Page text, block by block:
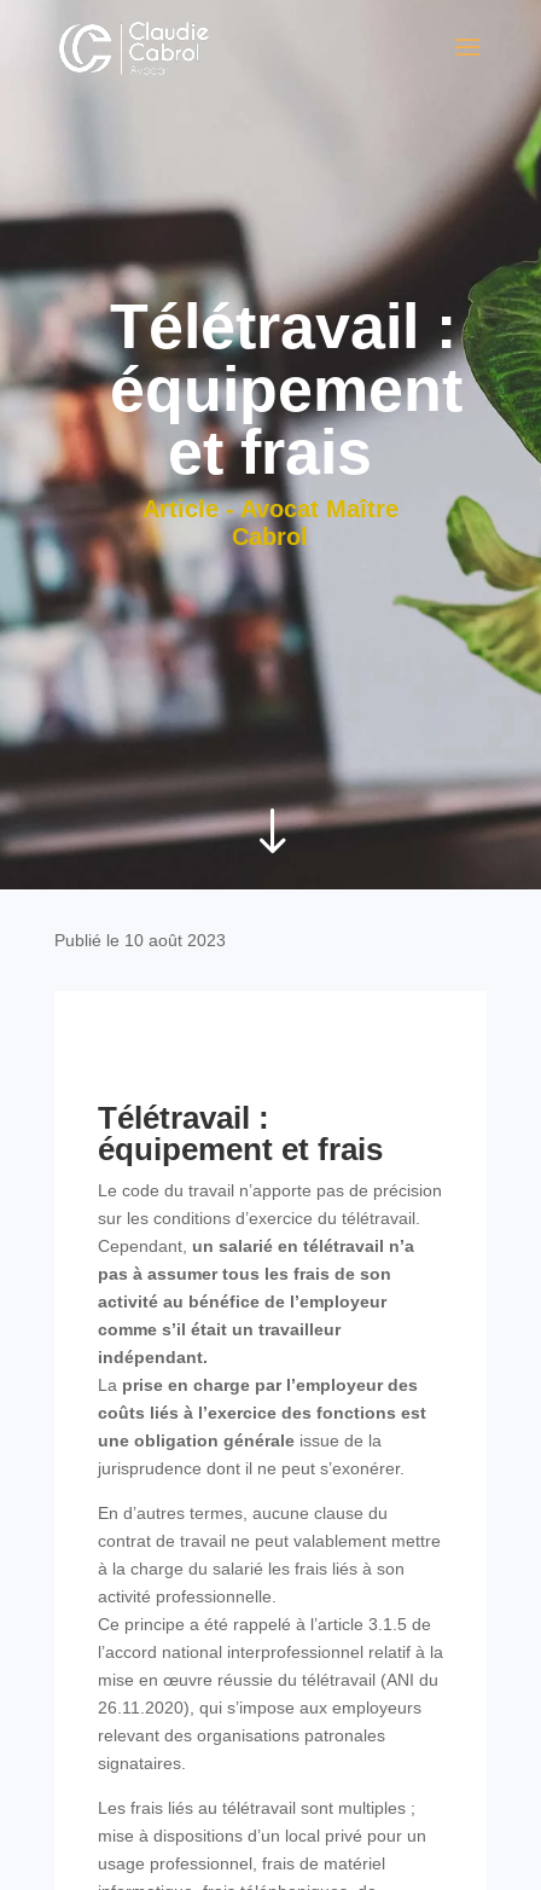
Télétravail :
équipement
et frais
Article - Avocat Maître
Cabrol
"
Publié le 10 août 2023
Télétravail :
équipement et frais
Le code du travail n’apporte pas de précision
sur les conditions d’exercice du télétravail.
Cependant, un salarié en télétravail n’a
pas à assumer tous les frais de son
activité au bénéfice de l’employeur
comme s’il était un travailleur
indépendant.
La prise en charge par l’employeur des
coûts liés à l’exercice des fonctions est
une obligation généraleissue de la
jurisprudence dont il ne peut s’exonérer.
En d’autres termes, aucune clause du
contrat de travail ne peut valablement mettre
à la charge du salarié les frais liés à son
activité professionnelle.
Ce principe a été rappelé à l’article 3.1.5 de
l’accord national interprofessionnel relatif à la
mise en œuvre réussie du télétravail (ANI du
26.11.2020), qui s’impose aux employeurs
relevant des organisations patronales
signataires.
Les frais liés au télétravail sont multiples ;
mise à dispositions d’un local privé pour un
usage professionnel, frais de matériel